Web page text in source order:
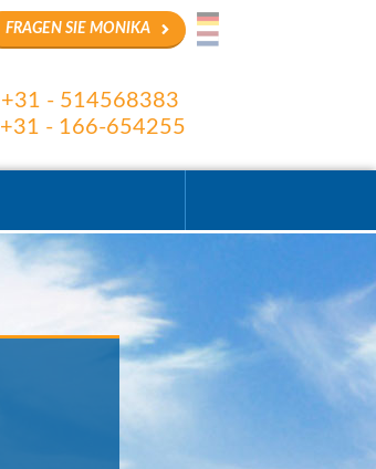
FRAGEN SIE MONIKA
+31 - 514568383
+31 - 166-654255